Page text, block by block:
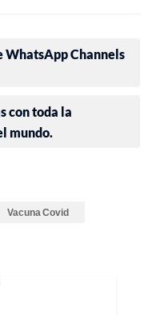
WhatsApp Channels
con toda la
mundo.
Vacuna Covid